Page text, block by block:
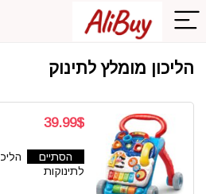
הליכון מומלץ לתינוק
39.99$
הסתיים
לתינוקות